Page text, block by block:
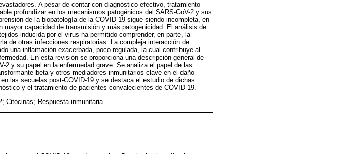
A pesar de contar con diagnóstico efectivo, tratamiento
profundizar en los mecanismos patogénicos del SARS-CoV-2 y sus
de la biopatología de la COVID-19 sigue siendo incompleta, en
mayor capacidad de transmisión y más patogenicidad. El análisis de
inducida por el virus ha permitido comprender, en parte, la
de otras infecciones respiratorias. La compleja interacción de
una inflamación exacerbada, poco regulada, la cual contribuye al
En esta revisión se proporciona una descripción general de
2 y su papel en la enfermedad grave. Se analiza el papel de las
beta y otros mediadores inmunitarios clave en el daño
las secuelas post-COVID-19 y se destaca el estudio de dichas
y el tratamiento de pacientes convalecientes de COVID-19.
Citocinas; Respuesta inmunitaria